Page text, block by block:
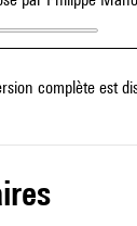
complète est